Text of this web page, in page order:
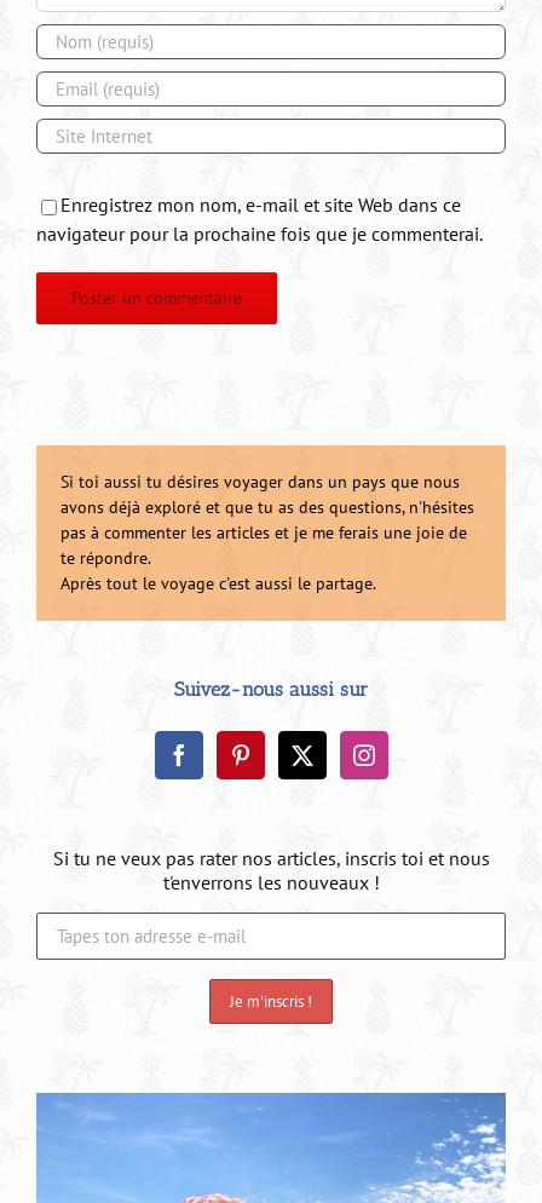
Enregistrez mon nom, e-mail et site Web dans ce
navigateur pour la prochaine fois que je commenterai.
Si toi aussi tu désires voyager dans un pays que nous
avons déjà exploré et que tu as des questions, n'hésites
pas à commenter les articles et je me ferais une joie de
te répondre.
Après tout le voyage c'est aussi le partage.
Suivez-nous aussi sur
Si tu ne veux pas rater nos articles, inscris toi et nous
t'enverrons les nouveaux !